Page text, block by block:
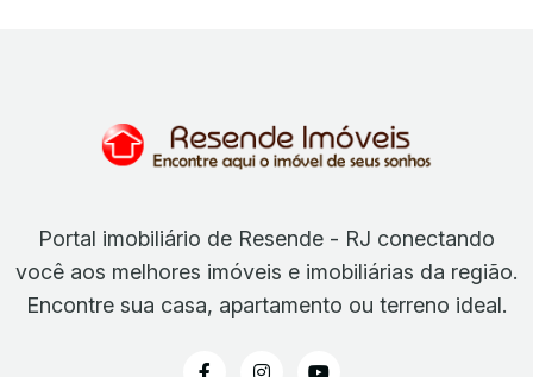
Portal imobiliário de Resende - RJ conectando
você aos melhores imóveis e imobiliárias da região.
Encontre sua casa, apartamento ou terreno ideal.